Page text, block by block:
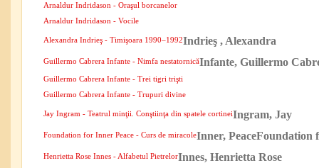
Arnaldur Indridason - Oraşul borcanelor
Arnaldur Indridason - Vocile
Indrieş , Alexandra
Alexandra Indrieş - Timişoara 1990–1992
Infante, Guillermo
Guillermo Cabrera Infante - Nimfa nestatornică
Guillermo Cabrera Infante - Trei tigri trişti
Guillermo Cabrera Infante - Trupuri divine
Ingram, Jay
Jay Ingram - Teatrul minţii. Conştiinţa din spatele cortinei
Inner, PeaceFoundation
Foundation for Inner Peace - Curs de miracole
Innes, Henrietta Rose
Henrietta Rose Innes - Alfabetul Pietrelor